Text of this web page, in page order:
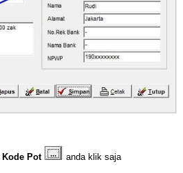
Kode Pot anda klik saja